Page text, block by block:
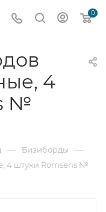
0
4
№
— Бизиборды —
4 штуки Romsens №